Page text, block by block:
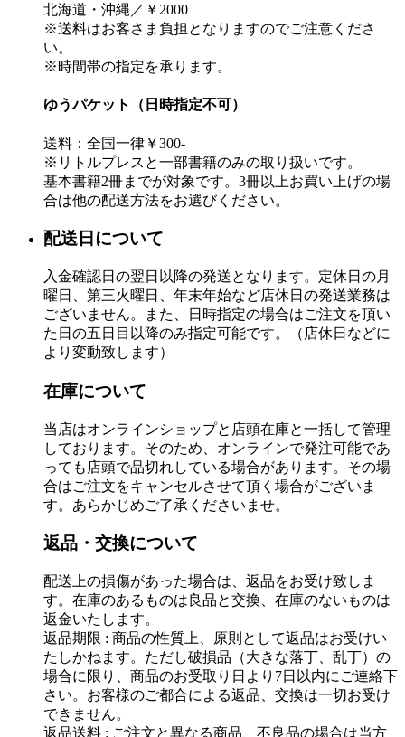
北海道・沖縄／￥2000
※送料はお客さま負担となりますのでご注意くださ
い。
※時間帯の指定を承ります。
ゆうパケット（日時指定不可）
送料：全国一律￥300-
※リトルプレスと一部書籍のみの取り扱いです。
基本書籍2冊までが対象です。3冊以上お買い上げの場
合は他の配送方法をお選びください。
配送日について
入金確認日の翌日以降の発送となります。定休日の月
曜日、第三火曜日、年末年始など店休日の発送業務は
ございません。また、日時指定の場合はご注文を頂い
た日の五日目以降のみ指定可能です。（店休日などに
より変動致します）
在庫について
当店はオンラインショップと店頭在庫と一括して管理
しております。そのため、オンラインで発注可能であ
っても店頭で品切れしている場合があります。その場
合はご注文をキャンセルさせて頂く場合がございま
す。あらかじめご了承くださいませ。
返品・交換について
配送上の損傷があった場合は、返品をお受け致しま
す。在庫のあるものは良品と交換、在庫のないものは
返金いたします。
返品期限 : 商品の性質上、原則として返品はお受けい
たしかねます。ただし破損品（大きな落丁、乱丁）の
場合に限り、商品のお受取り日より7日以内にご連絡下
さい。お客様のご都合による返品、交換は一切お受け
できません。
返品送料 : ご注文と異なる商品、不良品の場合は当方